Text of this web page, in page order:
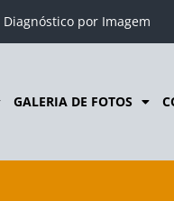
por Imagem
GALERIA DE FOTOS